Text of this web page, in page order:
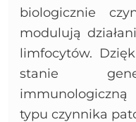
biologicznie
modulują
limfocytów.
stanie
typu czynnika